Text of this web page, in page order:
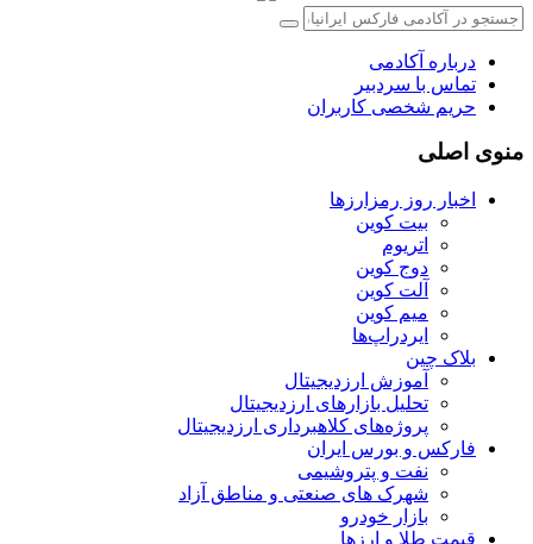
درباره آکادمی
تماس با سردبیر
حریم شخصی کاربران
منوی اصلی
اخبار روز رمزارزها
بیت کوین
اتریوم
دوج کوین
آلت کوین
میم کوین‌
ایردراپ‌ها
بلاک چین
آموزش ارزدیجیتال
تحلیل بازارهای ارزدیجیتال
پروژه‌های کلاهبرداری ارزدیجیتال
فارکس و بورس ایران
نفت و پتروشیمی
شهرک های صنعتی و مناطق آزاد
بازار خودرو
قیمت طلا و ارزها